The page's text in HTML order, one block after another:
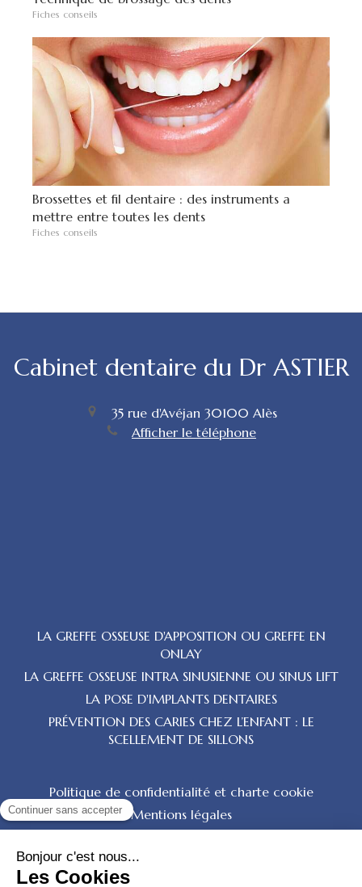
Fiches conseils
Brossettes et fil dentaire : des instruments a
mettre entre toutes les dents
Fiches conseils
Cabinet dentaire du Dr ASTIER
35 rue d'Avéjan 30100 Alès
Afficher le téléphone
LA GREFFE OSSEUSE D'APPOSITION OU GREFFE EN
ONLAY
LA GREFFE OSSEUSE INTRA SINUSIENNE OU SINUS LIFT
LA POSE D'IMPLANTS DENTAIRES
PRÉVENTION DES CARIES CHEZ L’ENFANT : LE
SCELLEMENT DE SILLONS
Politique de confidentialité et charte cookie
Mentions légales
Charte déontologique